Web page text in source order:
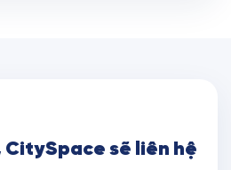
CitySpace sẽ liên hệ